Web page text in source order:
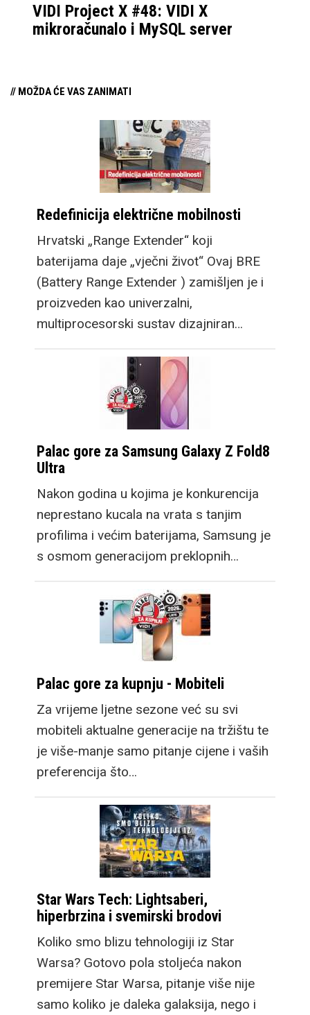
VIDI Project X #48: VIDI X
mikroračunalo i MySQL server
// MOŽDA ĆE VAS ZANIMATI
Redefinicija električne mobilnosti
Hrvatski „Range Extender“ koji
baterijama daje „vječni život“ Ovaj BRE
(Battery Range Extender ) zamišljen je i
proizveden kao univerzalni,
multiprocesorski sustav dizajniran…
Palac gore za Samsung Galaxy Z Fold8
Ultra
Nakon godina u kojima je konkurencija
neprestano kucala na vrata s tanjim
profilima i većim baterijama, Samsung je
s osmom generacijom preklopnih…
Palac gore za kupnju - Mobiteli
Za vrijeme ljetne sezone već su svi
mobiteli aktualne generacije na tržištu te
je više-manje samo pitanje cijene i vaših
preferencija što…
Star Wars Tech: Lightsaberi,
hiperbrzina i svemirski brodovi
Koliko smo blizu tehnologiji iz Star
Warsa? Gotovo pola stoljeća nakon
premijere Star Warsa, pitanje više nije
samo koliko je daleka galaksija, nego i